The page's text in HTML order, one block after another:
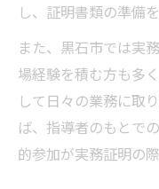
し、証明書類の準備
また、黒石市では実
場経験を積む方も多
して日々の業務に取
ば、指導者のもとで
的参加が実務証明の